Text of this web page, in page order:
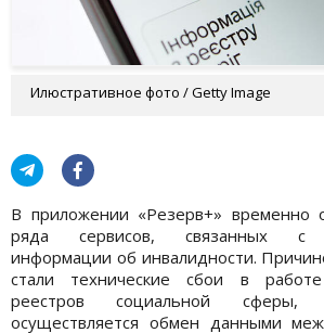
Илюстративное фото / Getty Image
В приложении «Резерв+» временно
ряда сервисов, связанных с
информации об инвалидности.
стали технические сбои в работе
реестров социальной сферы,
осуществляется обмен данными